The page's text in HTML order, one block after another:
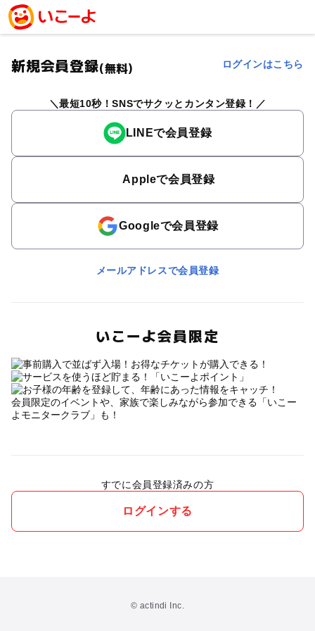
新規会員登録(無料) ログインはこちら
最短10秒！SNSでサクッとカンタン登録！
LINEで会員登録
Appleで会員登録
Googleで会員登録
メールアドレスで会員登録
いこーよ会員限定
会員限定のイベントや、家族で楽しみながら参加できる「いこー
よモニタークラブ」も！
すでに会員登録済みの方
ログインする
© actindi Inc.